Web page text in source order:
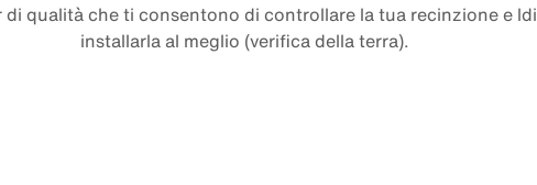
di qualità che ti consentono di controllare la tua recinzione e ldi
installarla al meglio (verifica della terra).